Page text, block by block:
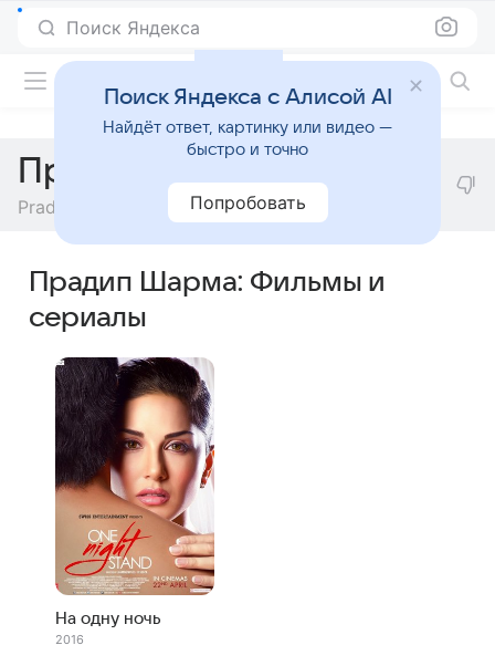
Поиск Яндекса
Прадип Шарма
Pradeep Sharma
Прадип Шарма: Фильмы и
сериалы
На одну ночь
2016
Поиск Яндекса с Алисой AI
Найдёт ответ, картинку или видео —
быстро и точно
Попробовать